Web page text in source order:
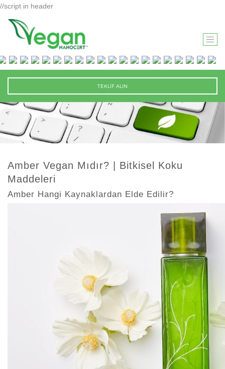
//script in header
T
O
G
G
L
N
A
V
TEKLİF ALIN
Amber Vegan Mıdır? | Bitkisel Koku
Maddeleri
Amber Hangi Kaynaklardan Elde Edilir?